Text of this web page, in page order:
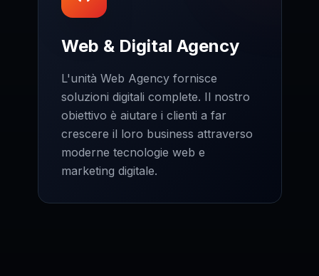
Web & Digital Agency
L'unità Web Agency fornisce
soluzioni digitali complete. Il nostro
obiettivo è aiutare i clienti a far
crescere il loro business attraverso
moderne tecnologie web e
marketing digitale.